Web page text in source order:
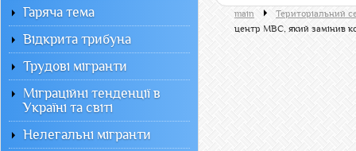
main
Територіальний
центр МВС, який замінив
Гаряча тема
Відкрита трибуна
Трудові мігранти
Міграційні тенденції в
Україні та світі
Нелегальні мігранти